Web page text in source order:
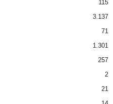
115
3.137
71
1.301
257
2
21